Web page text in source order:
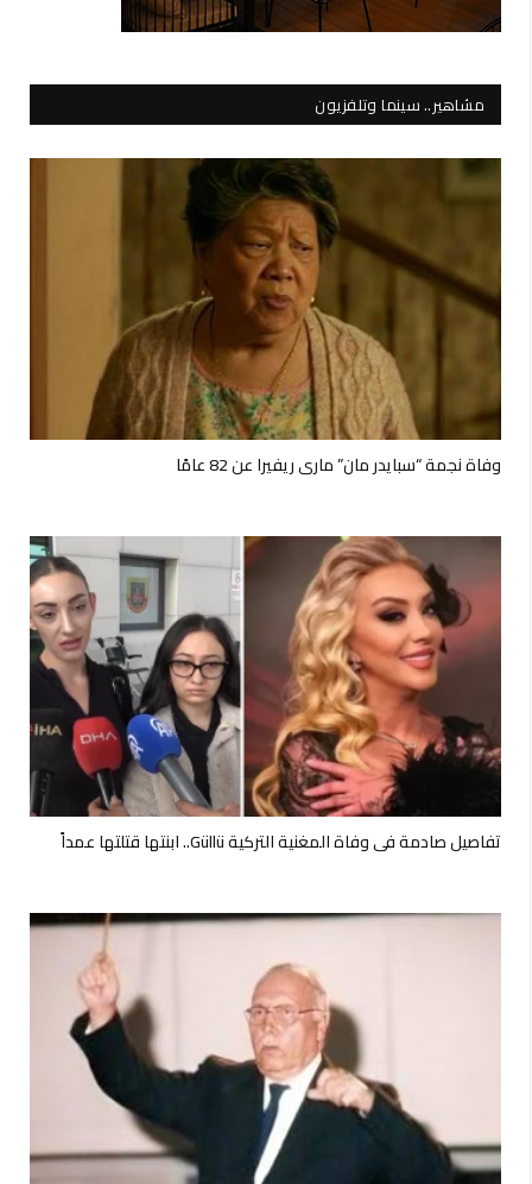
مشاهير.. سينما وتلفزيون
وفاة نجمة “سبايدر مان” ماري ريفيرا عن 82 عامًا
تفاصيل صادمة في وفاة المغنية التركية Güllü.. ابنتها قتلتها عمداً